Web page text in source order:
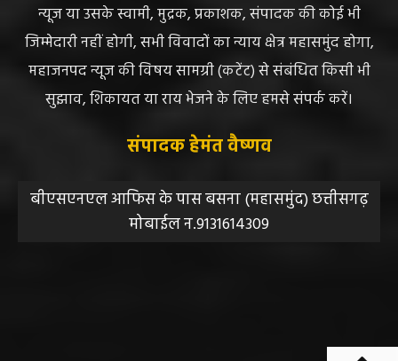
न्यूज या उसके स्वामी, मुद्रक, प्रकाशक, संपादक की कोई भी
जिम्मेदारी नहीं होगी, सभी विवादों का न्याय क्षेत्र महासमुंद होगा,
महाजनपद न्यूज की विषय सामग्री (कटेंट) से संबंधित किसी भी
सुझाव, शिकायत या राय भेजने के लिए हमसे संपर्क करें।
संपादक हेमंत वैष्णव
बीएसएनएल आफिस के पास बसना (महासमुंद) छत्तीसगढ़
मोबाईल न.9131614309